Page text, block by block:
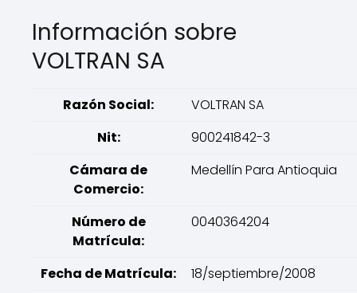
Información sobre
VOLTRAN SA
Razón Social:
VOLTRAN SA
Nit:
900241842-3
Cámara de
Comercio:
Medellín Para Antioquia
Número de
Matrícula:
0040364204
Fecha de Matrícula:
18/septiembre/2008